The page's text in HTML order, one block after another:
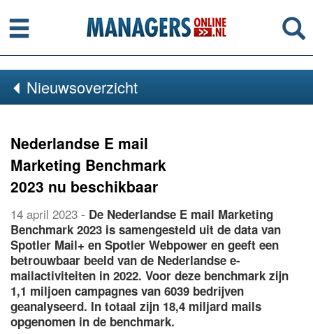
Menu
Nieuwsoverzicht
Nederlandse E mail
Marketing Benchmark
2023 nu beschikbaar
14 april 2023 - De Nederlandse E mail Marketing
Benchmark 2023 is samengesteld uit de data van
Spotler Mail+ en Spotler Webpower en geeft een
betrouwbaar beeld van de Nederlandse e-
mailactiviteiten in 2022. Voor deze benchmark zijn
1,1 miljoen campagnes van 6039 bedrijven
geanalyseerd. In totaal zijn 18,4 miljard mails
opgenomen in de benchmark.